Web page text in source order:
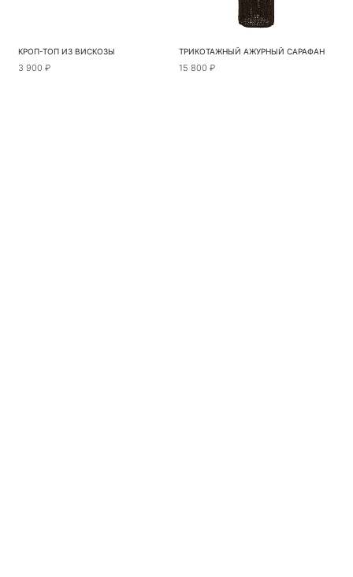
КРОП-ТОП ИЗ ВИСКОЗЫ
3 900 ₽
ТРИКОТАЖНЫЙ АЖУРНЫЙ САРАФАН
15 800 ₽